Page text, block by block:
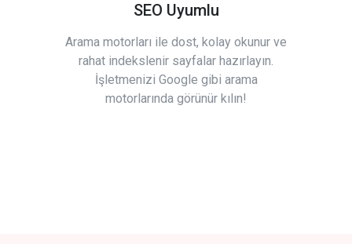
SEO Uyumlu
Arama motorları ile dost, kolay okunur ve
rahat indekslenir sayfalar hazırlayın.
İşletmenizi Google gibi arama
motorlarında görünür kılın!